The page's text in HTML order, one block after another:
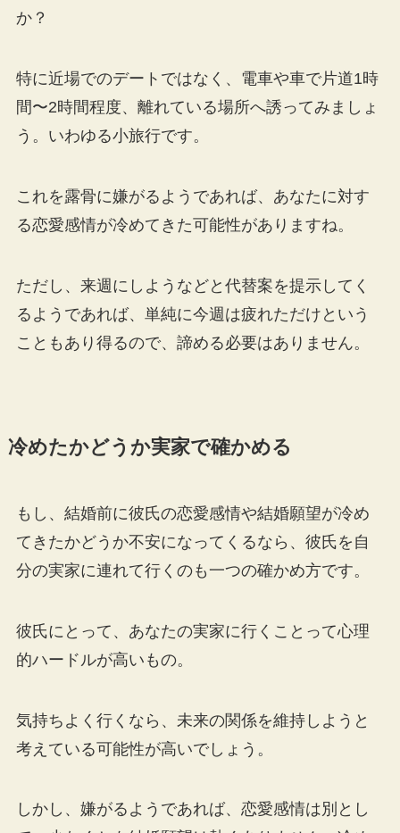
か？
特に近場でのデートではなく、電車や車で片道1時
間〜2時間程度、離れている場所へ誘ってみましょ
う。いわゆる小旅行です。
これを露骨に嫌がるようであれば、あなたに対す
る恋愛感情が冷めてきた可能性がありますね。
ただし、来週にしようなどと代替案を提示してく
るようであれば、単純に今週は疲れただけという
こともあり得るので、諦める必要はありません。
冷めたかどうか実家で確かめる
もし、結婚前に彼氏の恋愛感情や結婚願望が冷め
てきたかどうか不安になってくるなら、彼氏を自
分の実家に連れて行くのも一つの確かめ方です。
彼氏にとって、あなたの実家に行くことって心理
的ハードルが高いもの。
気持ちよく行くなら、未来の関係を維持しようと
考えている可能性が高いでしょう。
しかし、嫌がるようであれば、恋愛感情は別とし